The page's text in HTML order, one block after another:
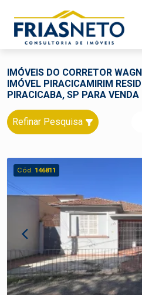
IMÓVEIS DO CORRETOR
IMÓVEL PIRACICAMIRIM
PIRACICABA, SP PARA VENDA
Refinar Pesquisa
Cód. 146811